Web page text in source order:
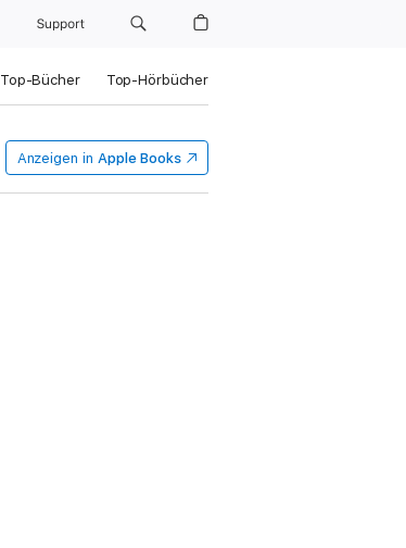
Support
Top-Bücher Top-Hörbücher
Anzeigen in Apple Books